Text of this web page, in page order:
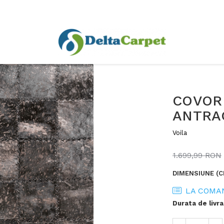
Voila
1.699,99 RON
DIMENSIUNE
LA
Durata de